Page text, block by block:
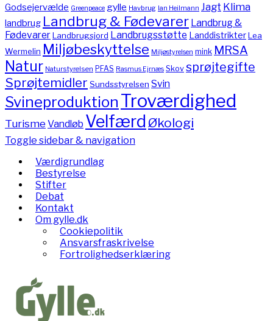
Godsejervælde Greenpeace gylle Havbrug Ian Heilmann Jagt Klima
landbrug Landbrug & Fødevarer Landbrug &
FødevarerLandbrugsjord Landbrugsstøtte LanddistrikterLea
Wermelin Miljøbeskyttelse Miljøstyrelsen mink MRSA
Natur Naturstyrelsen PFAS Rasmus Ejrnæs Skov sprøjtegifte
Sprøjtemidler Sundsstyrelsen Svin
Svineproduktion Troværdighed
TurismeVandløb Velfærd Økologi
Toggle sidebar & navigation
Værdigrundlag
Bestyrelse
Stifter
Debat
Kontakt
Om gylle.dk
Cookiepolitik
Ansvarsfraskrivelse
Fortrolighedserklæring